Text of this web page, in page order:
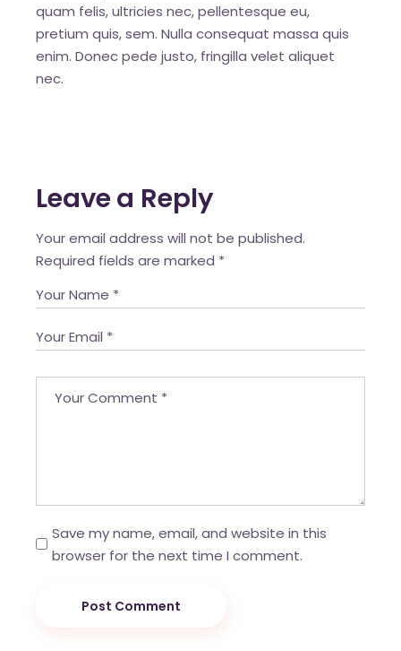
quam felis, ultricies nec, pellentesque eu,
pretium quis, sem. Nulla consequat massa quis
enim. Donec pede justo, fringilla velet aliquet
nec.
Leave a Reply
Your email address will not be published.
Required fields are marked *
Save my name, email, and website in this
browser for the next time I comment.
Post Comment